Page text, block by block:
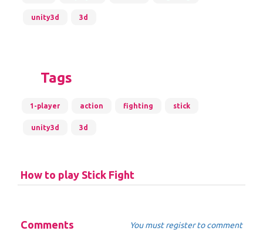
unity3d 3d
Tags
1-player action fighting stick
unity3d 3d
How to play Stick Fight
Comments You must register to comment